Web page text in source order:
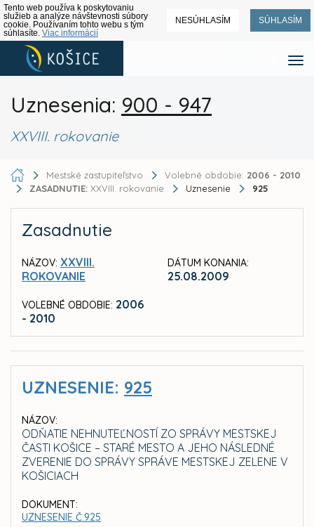
Tento web používa k poskytovaniu
služieb a analýze návštevnosti súbory
cookie. Používaním tohto webu s tým
súhlasíte. Viac informácií
NESÚHLASÍM SÚHLASÍM
Uznesenia: 900 - 947
XXVIII. rokovanie
Mestské zastupiteľstvo Volebné obdobie: 2006 - 2010
ZASADNUTIE: XXVIII. rokovanie Uznesenie 925
Zasadnutie
NÁZOV: XXVIII.
ROKOVANIE
VOLEBNÉ OBDOBIE: 2006
- 2010
DÁTUM KONANIA:
25.08.2009
UZNESENIE: 925
NÁZOV:
ODŇATIE NEHNUTEĽNOSTÍ ZO SPRÁVY MESTSKEJ
ČASTI KOŠICE – STARÉ MESTO A JEHO NÁSLEDNÉ
ZVERENIE DO SPRÁVY SPRÁVE MESTSKEJ ZELENE V
KOŠICIACH
DOKUMENT:
UZNESENIE Č.925